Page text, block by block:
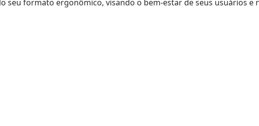
seu formato ergonômico, visando o bem-estar de seus usuários e